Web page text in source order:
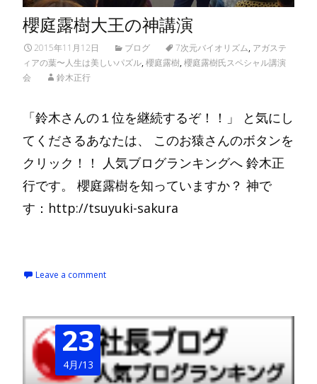
櫻庭露樹大王の神講演
2015年11月12日 ブログ 7次元バイオリズム, アガステ
ィアの葉〜人生は美しいパズル,櫻庭露樹,櫻庭露樹氏スペシャル講演
会
鈴木正行
「鈴木さんの１位を継続するぞ！！」 と気にし
てくださるあなたは、 このお猿さんのボタンを
クリック！！ 人気ブログランキングへ 鈴木正
行です。 櫻庭露樹を知っていますか？ 神で
す：http://tsuyuki-sakura
Leave a comment
23
4月/13